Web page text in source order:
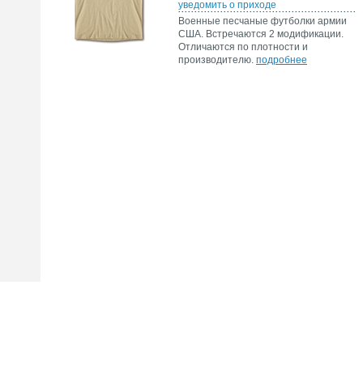
уведомить о приходе
Военные песчаные футболки армии
США. Встречаются 2 модификации.
Отличаются по плотности и
производителю. подробнее